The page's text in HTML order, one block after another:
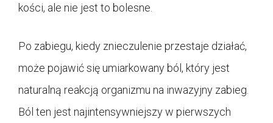
kości, ale nie jest to bolesne.
Po zabiegu, kiedy znieczulenie przestaje działać,
może pojawić się umiarkowany ból, który jest
naturalną reakcją organizmu na inwazyjny zabieg.
Ból ten jest najintensywniejszy w pierwszych